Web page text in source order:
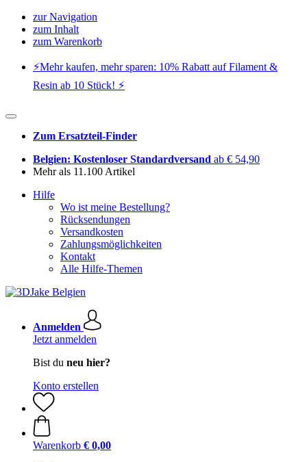
zur Navigation
zum Inhalt
zum Warenkorb
⚡️Mehr kaufen, mehr sparen: 10% Rabatt auf Filament &
Resin ab 10 Stück! ⚡️
Zum Ersatzteil-Finder
Belgien: Kostenloser Standardversand ab € 54,90
Mehr als 11.100 Artikel
Hilfe
Wo ist meine Bestellung?
Rücksendungen
Versandkosten
Zahlungsmöglichkeiten
Kontakt
Alle Hilfe-Themen
Anmelden
Jetzt anmelden
Bist du neu hier?
Konto erstellen
Warenkorb € 0,00